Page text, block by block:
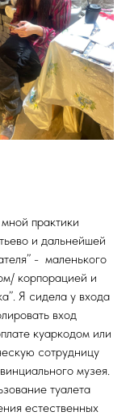
практики
и дальнейшей
- маленького
корпорацией и
Я сидела у входа
вход
куаркодом или
сотрудницу
музея.
туалета
естественных